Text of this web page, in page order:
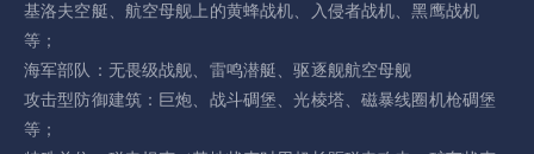
基洛夫空艇、航空母舰上的黄蜂战机、入侵者战机、黑鹰战机
等；
海军部队：无畏级战舰、雷鸣潜艇、驱逐舰航空母舰
攻击型防御建筑：巨炮、战斗碉堡、光棱塔、磁暴线圈机枪碉堡
等；